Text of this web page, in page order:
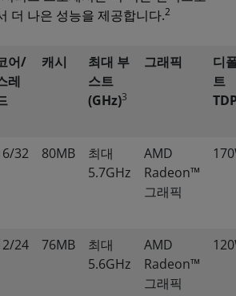
더 나은 성능을 제공합니다.2
어/
레
캐시
최대 부
스트
(GHz)3
그래픽
디
트
32 80MB
최대
5.7GHz
AMD
Radeon™
그래픽
24 76MB
최대
5.6GHz
AMD
Radeon™
그래픽